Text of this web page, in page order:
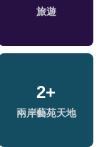
旅遊
2+
兩岸藝苑天地